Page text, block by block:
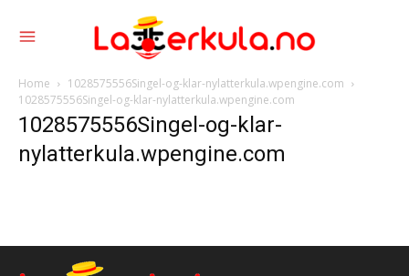
Home
1028575556Singel-og-klar-nylatterkula.wpengine.com
1028575556Singel-og-klar-nylatterkula.wpengine.com
1028575556Singel-og-klar-
nylatterkula.wpengine.com